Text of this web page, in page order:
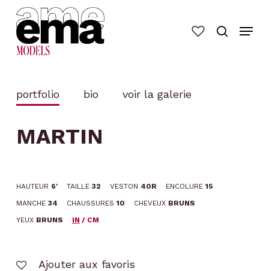
Skip
main
content
portfolio bio voir la galerie
MARTIN
HAUTEUR 6' TAILLE 32 VESTON 40R ENCOLURE 15
MANCHE 34 CHAUSSURES 10 CHEVEUX BRUNS
YEUX BRUNS IN / CM
Ajouter aux favoris